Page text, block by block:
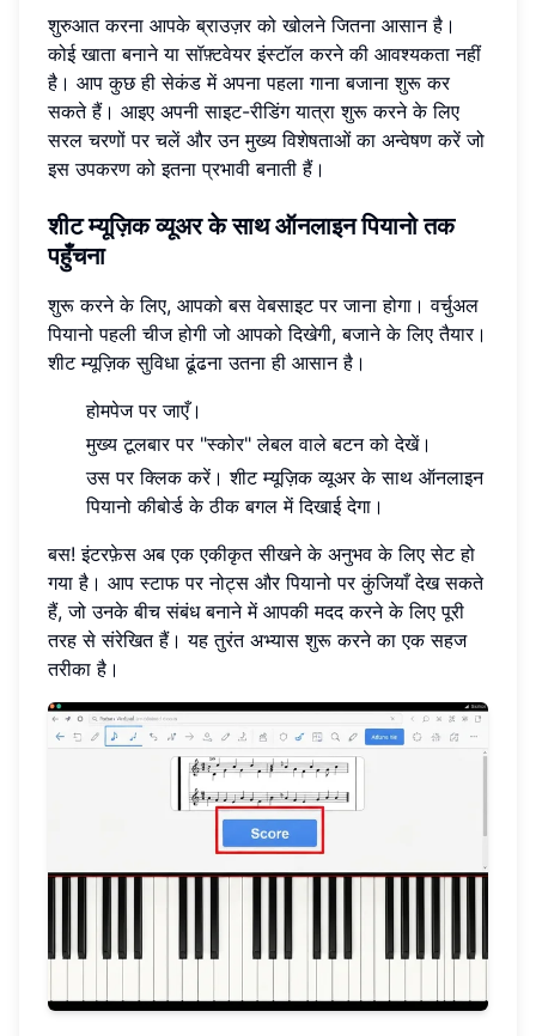
शुरुआत करना आपके ब्राउज़र को खोलने जितना आसान है।
कोई खाता बनाने या सॉफ़्टवेयर इंस्टॉल करने की आवश्यकता नहीं
है। आप कुछ ही सेकंड में अपना पहला गाना बजाना शुरू कर
सकते हैं। आइए अपनी साइट-रीडिंग यात्रा शुरू करने के लिए
सरल चरणों पर चलें और उन मुख्य विशेषताओं का अन्वेषण करें जो
इस उपकरण को इतना प्रभावी बनाती हैं।
शीट म्यूज़िक व्यूअर के साथ ऑनलाइन पियानो तक
पहुँचना
शुरू करने के लिए, आपको बस वेबसाइट पर जाना होगा। वर्चुअल
पियानो पहली चीज होगी जो आपको दिखेगी, बजाने के लिए तैयार।
शीट म्यूज़िक सुविधा ढूंढना उतना ही आसान है।
होमपेज पर जाएँ।
मुख्य टूलबार पर "स्कोर" लेबल वाले बटन को देखें।
उस पर क्लिक करें। शीट म्यूज़िक व्यूअर के साथ ऑनलाइन
पियानो कीबोर्ड के ठीक बगल में दिखाई देगा।
बस! इंटरफ़ेस अब एक एकीकृत सीखने के अनुभव के लिए सेट हो
गया है। आप स्टाफ पर नोट्स और पियानो पर कुंजियाँ देख सकते
हैं, जो उनके बीच संबंध बनाने में आपकी मदद करने के लिए पूरी
तरह से संरेखित हैं। यह तुरंत अभ्यास शुरू करने का एक सहज
तरीका है।